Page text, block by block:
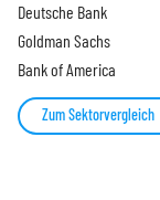
Deutsche Bank
Goldman Sachs
Bank of America
Zum Sektorvergleich